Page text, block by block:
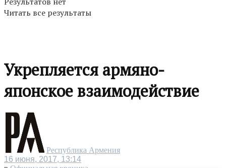
Читать все результаты
Укрепляется армяно-
японское взаимодействие
Республика Армения
16 июня, 2017, 13:14